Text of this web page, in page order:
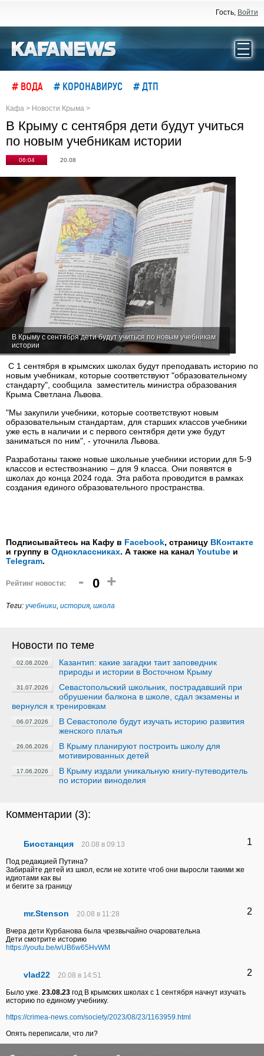
Гость, Войти
# ВОДА # КОРОНАВИРУС # ДТП
Кафа > Новости Крыма >
В Крыму с сентября дети будут учиться
по новым учебникам истории
06:04 20.08
В Крыму с сентября дети будут учиться по новым учебникам
истории
С 1 сентября в крымских школах будут преподавать историю по
новым учебникам, которые соответствуют "образовательному
стандарту", сообщила заместитель министра образования
Крыма Светлана Львова.
"Мы закупили учебники, которые соответствуют новым
образовательным стандартам, для старших классов учебники
уже есть в наличии и с первого сентября дети уже будут
заниматься по ним", - уточнила Львова.
Разработаны также новые школьные учебники истории для 5-9
классов и естествознанию – для 9 класса. Они появятся в
школах до конца 2024 года. Эта работа проводится в рамках
создания единого образовательного пространства.
Подписывайтесь на Кафу в Facebook, страницу ВКонтакте
и группу в Одноклассниках. А также на канал Youtube и
Telegram.
Рейтинг новости: - 0 +
Теги: учебники, история, школа
Новости по теме
02.08.2026
Казантип: какие загадки таит заповедник
природы и истории в Восточном Крыму
31.07.2026
Севастопольский школьник, пострадавший при
обрушении балкона в школе, сдал экзамены и
вернулся к тренировкам
06.07.2026
В Севастополе будут изучать историю развития
женского платья
26.06.2026
В Крыму планируют построить школу для
мотивированных детей
17.06.2026
В Крыму издали уникальную книгу-путеводитель
по истории виноделия
Комментарии (3):
Биостанция 20.08 в 09:13 1
Под редакцией Путина?
Забирайте детей из школ, если не хотите чтоб они выросли такими же
идиотами как вы
и бегите за границу
mr.Stenson 20.08 в 11:28 2
Вчера дети Курбанова была чрезвычайно очаровательна
Дети смотрите историю
https://youtu.be/wUB6w65HvWM
vlad22 20.08 в 14:51 2
Было уже. 23.08.23 год В крымских школах с 1 сентября начнут изучать
историю по единому учебнику.
https://crimea-news.com/society/2023/08/23/1163959.html
Опять переписали, что ли?